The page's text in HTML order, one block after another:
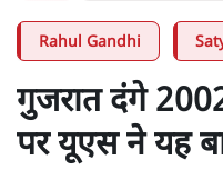
Rahul Gandhi
गुजरात दंगे
पर यूएस ने यह